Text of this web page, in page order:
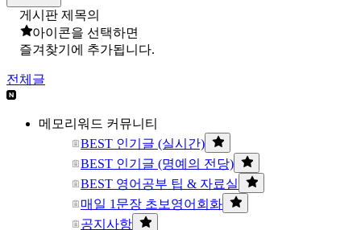
게시판 제목의
아이콘을 선택하면
즐겨찾기에 추가됩니다.
전체글
메모리워드 커뮤니티
BEST 인기글 (실시간)
BEST 인기글 (명예의 전당)
BEST 영어공부 팁 & 자료실
매일 1문장 초보영어회화
공지사항